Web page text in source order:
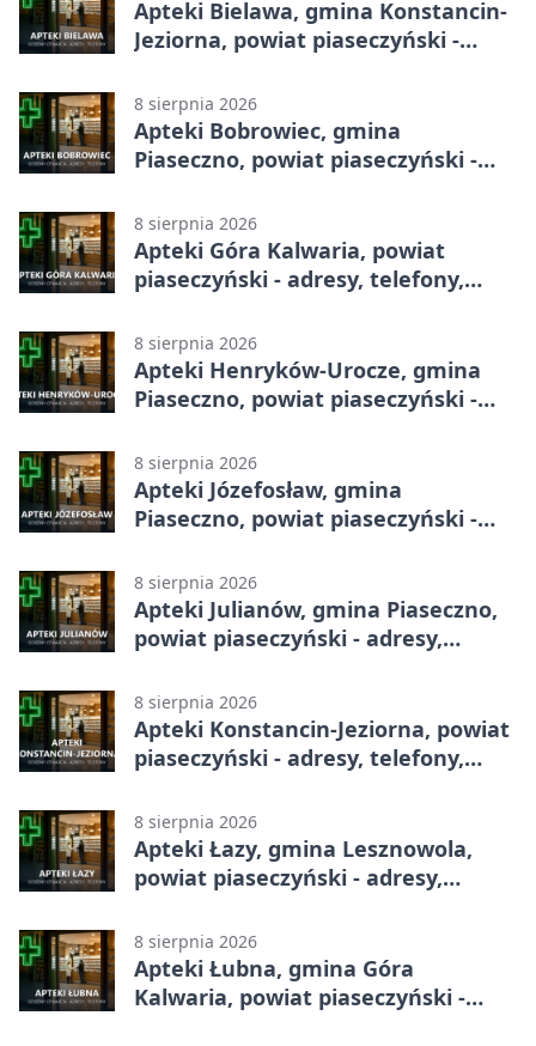
Apteki Bielawa, gmina Konstancin-
Jeziorna, powiat piaseczyński -
8 sierpnia 2026
Apteki Bobrowiec, gmina
Piaseczno, powiat piaseczyński -
8 sierpnia 2026
Apteki Góra Kalwaria, powiat
piaseczyński - adresy, telefony,
8 sierpnia 2026
Apteki Henryków-Urocze, gmina
Piaseczno, powiat piaseczyński -
8 sierpnia 2026
Apteki Józefosław, gmina
Piaseczno, powiat piaseczyński -
8 sierpnia 2026
Apteki Julianów, gmina Piaseczno,
powiat piaseczyński - adresy,
8 sierpnia 2026
Apteki Konstancin-Jeziorna, powiat
piaseczyński - adresy, telefony,
8 sierpnia 2026
Apteki Łazy, gmina Lesznowola,
powiat piaseczyński - adresy,
8 sierpnia 2026
Apteki Łubna, gmina Góra
Kalwaria, powiat piaseczyński -